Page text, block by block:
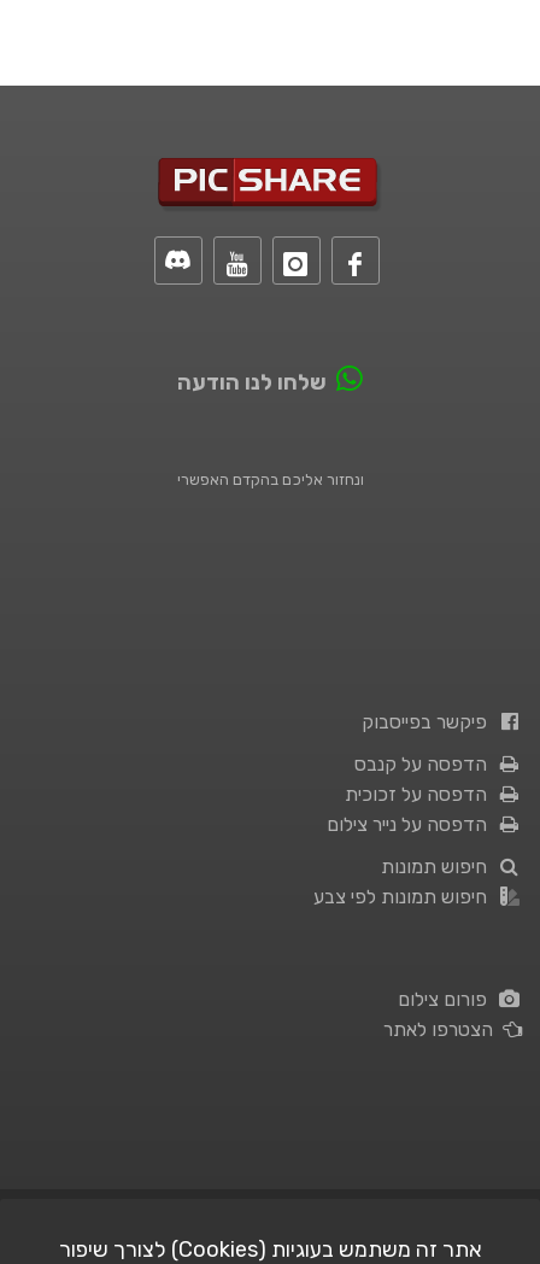
שלחו לנו הודעה
ונחזור אליכם בהקדם האפשרי
פיקשר בפייסבוק
הדפסה על קנבס
הדפסה על זכוכית
הדפסה על נייר צילום
חיפוש תמונות
חיפוש תמונות לפי צבע
פורום צילום
הצטרפו לאתר
אתר זה משתמש בעוגיות (Cookies) לצורך שיפור